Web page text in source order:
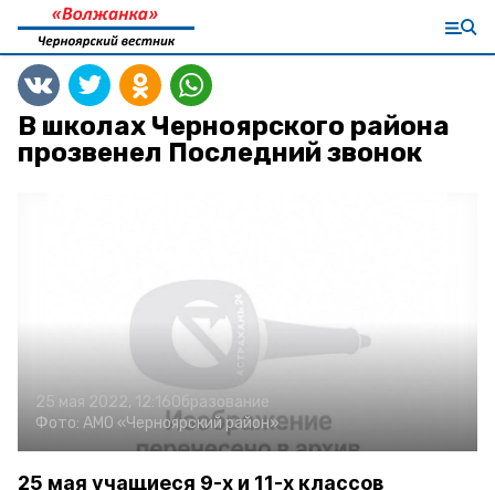
В школах Черноярского района
прозвенел Последний звонок
25 мая 2022, 12:16Образование
Фото: АМО «Черноярский район»
25 мая учащиеся 9-х и 11-х классов